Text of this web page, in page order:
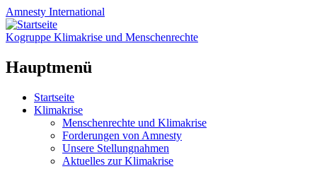
Amnesty International
Kogruppe Klimakrise und Menschenrechte
Hauptmenü
Zum
Inhalt
Startseite
Klimakrise
Menschenrechte und Klimakrise
Forderungen von Amnesty
Unsere Stellungnahmen
Aktuelles zur Klimakrise